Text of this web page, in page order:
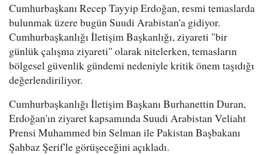
Cumhurbaşkanı Recep Tayyip Erdoğan, resmi temaslarda
bulunmak üzere bugün Suudi Arabistan'a gidiyor.
Cumhurbaşkanlığı İletişim Başkanlığı, ziyareti "bir
günlük çalışma ziyareti" olarak nitelerken, temasların
bölgesel güvenlik gündemi nedeniyle kritik önem taşıdığı
değerlendiriliyor.
Cumhurbaşkanlığı İletişim Başkanı Burhanettin Duran,
Erdoğan'ın ziyaret kapsamında Suudi Arabistan Veliaht
Prensi Muhammed bin Selman ile Pakistan Başbakanı
Şahbaz Şerif'le görüşeceğini açıkladı.